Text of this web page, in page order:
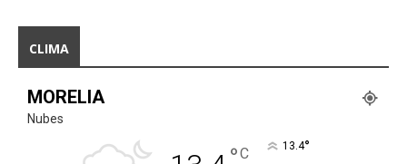
CLIMA
MORELIA
Nubes
C 13.4°